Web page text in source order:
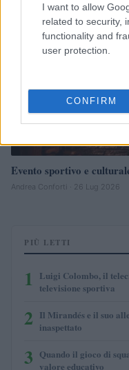
I want to allow
related to security,
functionality and
user protection.
CONFIRM
Evento sportivo e
Andrea Conforti · 26 Lug 2026
PIÙ LETTI
1
Luigi Colombo, il
televisione sportiva
2 Il Mirandés e il suo
inaspettato
3 Quando il gioco di
valore educativo